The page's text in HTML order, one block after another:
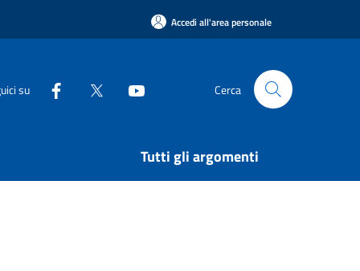
Accedi all'area personale
su Cerca
Tutti gli argomenti